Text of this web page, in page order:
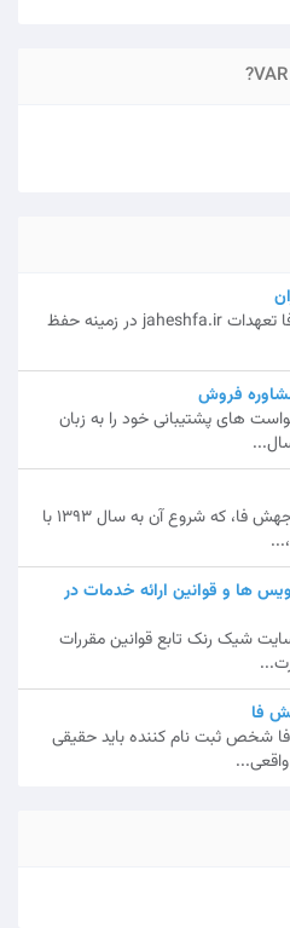
حریم خصوصی کاربران در جهش فا تعهدات jaheshfa.ir در زمینه حفظ
فروش
های پشتیبانی خود را به زبان
جهش فا: پیشگامان رشد آنلاین جهش فا، که شروع آن به سال 1393 با
ها و قوانین ارائه خدمات در
شیک رنک تابع قوانین مقررات
فا
شخص ثبت نام کننده باید حقیقی